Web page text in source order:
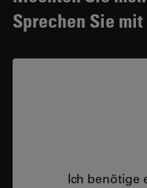
Sprechen Sie
Ich benötige